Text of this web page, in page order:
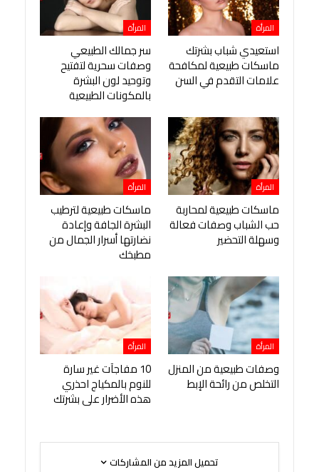
المرأة
استعيدي شباب بشرتك
ماسكات طبيعية لمكافحة
علامات التقدم في السن
المرأة
سر جمالك الطبيعي
وصفات سحرية لتفتيح
وتوحيد لون البشرة
بالمكونات الطبيعية
المرأة
ماسكات طبيعية لمحاربة
حب الشباب وصفات فعالة
وسهلة التحضير
المرأة
ماسكات طبيعية لترطيب
البشرة الجافة وإعادة
نضارتها أسرار الجمال من
مطبخك
المرأة
وصفات طبيعية من المنزل
التخلص من رائحة الإبط
المرأة
10 مفاجآت غير سارة
للنوم بالمكياج احذري
هذه الأضرار على بشرتك
تحميل المزيد من المشاركات